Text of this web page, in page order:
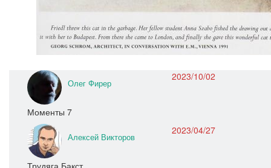
Олег Фирер
2023/10/02
Моменты 7
Алексей Викторов
2023/04/27
Трудяга Бакст